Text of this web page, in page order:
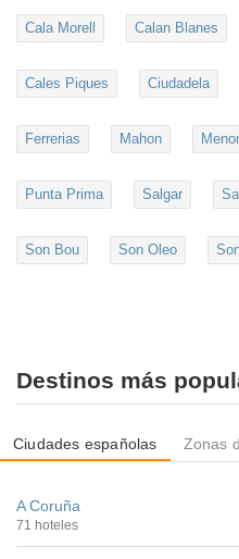
Cala Morell Calan Blanes
Cales Piques Ciudadela
Ferrerias Mahon
Punta Prima Salgar
Son Bou Son Oleo
Destinos más
Ciudades españolas Zonas
A Coruña
71 hoteles